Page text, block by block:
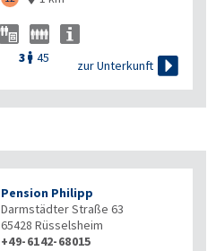
3  45
zur Unterkunft 
Pension Philipp
Darmstädter Straße 63
65428 Rüsselsheim
+49-6142-68015